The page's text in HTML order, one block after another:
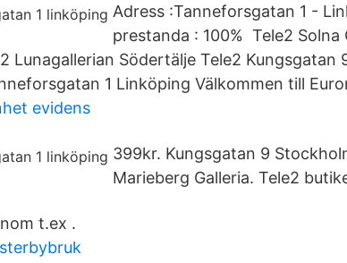
Adress :Tanneforsgatan 1 -
prestanda : 100% Tele2 Solna
Lunagallerian Södertälje Tele2 Kungsgatan
1 Linköping Välkommen till
evidens
399kr. Kungsgatan 9
Marieberg Galleria. Tele2
t.ex .